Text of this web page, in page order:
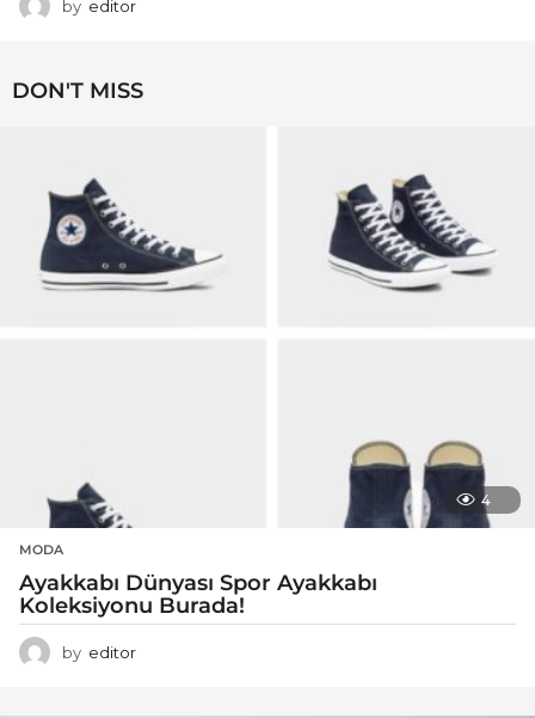
by editor
DON'T MISS
4
MODA
Ayakkabı Dünyası Spor Ayakkabı
Koleksiyonu Burada!
by editor